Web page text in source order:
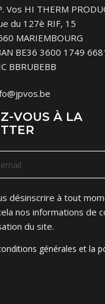
Vos HI THERM
du 127è RIF, 15
MARIEMBOURG
BE36 3600 1749
BBRUBEBB
VOUS À LA
désinscrire à tout
nos informations de
du site.
générales et la